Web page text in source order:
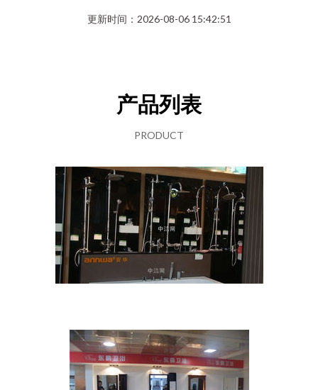
更新时间：2026-08-06 15:42:51
产品列表
PRODUCT